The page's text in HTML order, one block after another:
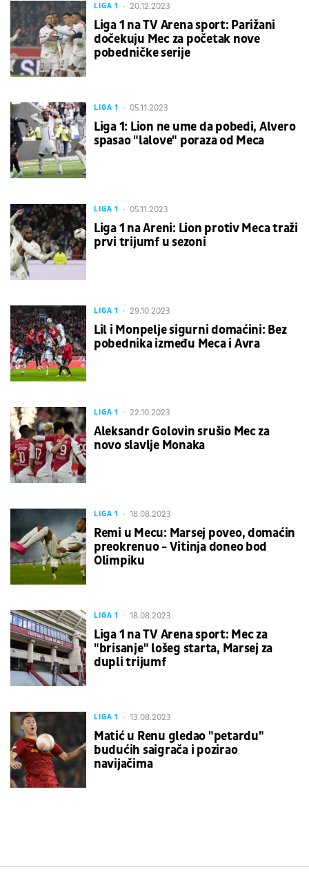
LIGA 1 20.12.2023
Liga 1 na TV Arena sport: Parižani
dočekuju Mec za početak nove
pobedničke serije
LIGA 1 05.11.2023
Liga 1: Lion ne ume da pobedi, Alvero
spasao "lalove" poraza od Meca
LIGA 1 05.11.2023
Liga 1 na Areni: Lion protiv Meca traži
prvi trijumf u sezoni
LIGA 1 29.10.2023
Lil i Monpelje sigurni domaćini: Bez
pobednika između Meca i Avra
LIGA 1 22.10.2023
Aleksandr Golovin srušio Mec za
novo slavlje Monaka
LIGA 1 18.08.2023
Remi u Mecu: Marsej poveo, domaćin
preokrenuo - Vitinja doneo bod
Olimpiku
LIGA 1 18.08.2023
Liga 1 na TV Arena sport: Mec za
"brisanje" lošeg starta, Marsej za
dupli trijumf
LIGA 1 13.08.2023
Matić u Renu gledao "petardu"
budućih saigrača i pozirao
navijačima